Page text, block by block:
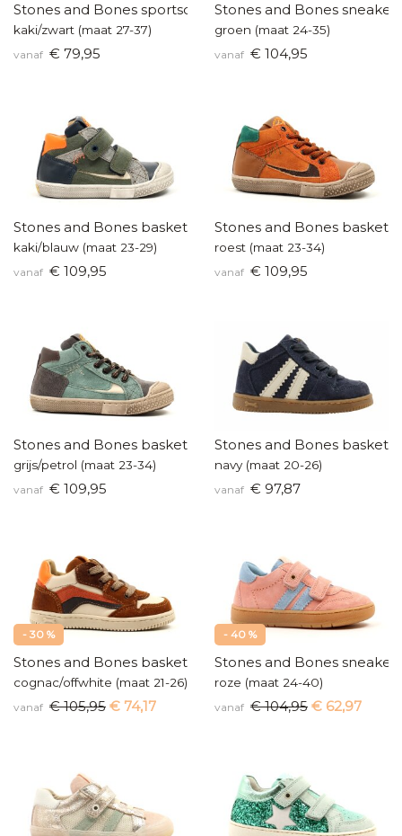
Stones and Bones sportschoenen
kaki/zwart (maat 27-37)
vanaf € 79,95
Stones and Bones sneakers
groen (maat 24-35)
vanaf € 104,95
Stones and Bones basketters
kaki/blauw (maat 23-29)
vanaf € 109,95
Stones and Bones
roest (maat 23-34)
vanaf € 109,95
Stones and Bones basketters
grijs/petrol (maat 23-34)
vanaf € 109,95
Stones and Bones
navy (maat 20-26)
vanaf € 97,87
- 30 %
Stones and Bones baskettertje
cognac/offwhite (maat 21-26)
vanaf € 105,95 € 74,17
- 40 %
Stones and Bones sneakers
roze (maat 24-40)
vanaf € 104,95 € 62,97